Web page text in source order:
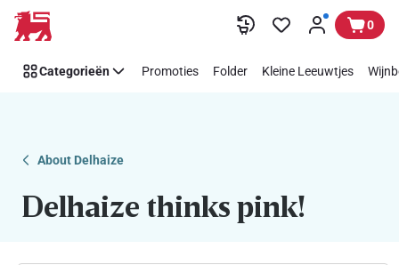
Overslaan
Makkelijk
Think
steunen
0
Categorieën Promoties Folder Kleine Leeuwtjes
About Delhaize
Delhaize thinks pink!